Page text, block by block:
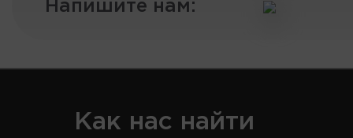
Напишите нам:
Как нас найти